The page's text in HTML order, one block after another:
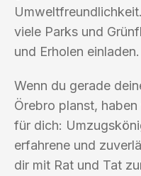
viele Parks und
und Erholen einladen.
Wenn du gerade
Örebro planst,
für dich:
erfahrene und
dir mit Rat und Tat